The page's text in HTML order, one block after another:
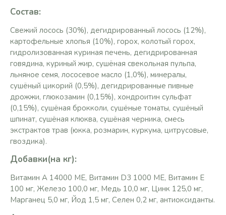
Состав:
Свежий лосось (30%), дегидрированный лосось (12%),
картофельные хлопья (10%), горох, колотый горох,
гидролизованная куриная печень, дегидрированная
говядина, куриный жир, сушёная свекольная пульпа,
льняное семя, лососевое масло (1,0%), минералы,
сушёный цикорий (0,5%), дегидрированные пивные
дрожжи, глюкозамин (0,15%), хондроитин сульфат
(0,15%), сушёная брокколи, сушёные томаты, сушёный
шпинат, сушёная клюква, сушёная черника, смесь
экстрактов трав (юкка, розмарин, куркума, цитрусовые,
гвоздика).
Добавки(на кг):
Витамин A 14000 МЕ, Витамин D3 1000 МЕ, Витамин E
100 мг, Железо 100,0 мг, Медь 10,0 мг, Цинк 125,0 мг,
Марганец 5,0 мг, Йод 1,5 мг, Селен 0,2 мг, антиоксиданты.